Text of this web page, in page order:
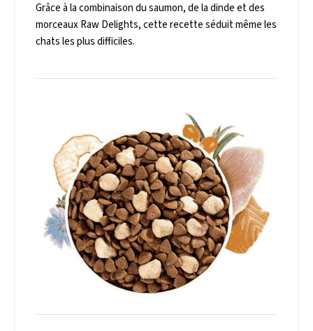
Grâce à la combinaison du saumon, de la dinde et des
morceauxRaw Delights, cette recette séduit même les
chats les plus difficiles.